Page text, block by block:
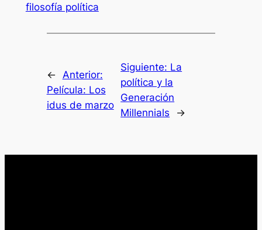
filosofía política
← Anterior:
Película: Los
idus de marzo
Siguiente: La
política y la
Generación
Millennials
→